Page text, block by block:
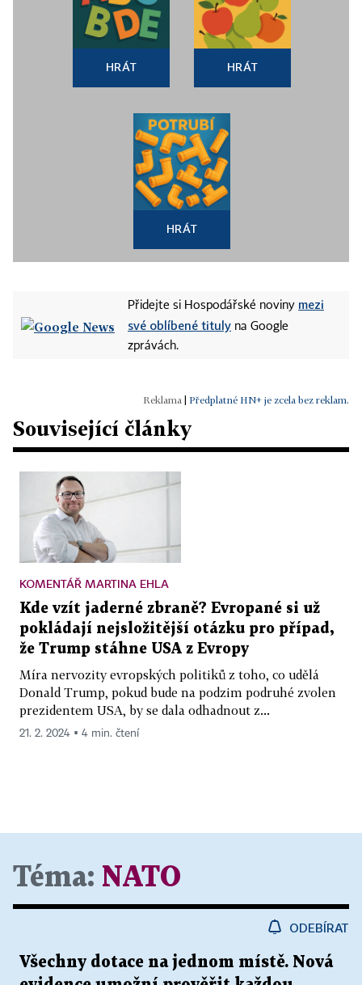
HRÁT HRÁT
HRÁT
Přidejte si Hospodářské noviny mezi
své oblíbené tituly na Google
zprávách.
Předplatné HN+ je zcela bez reklam.
Související články
KOMENTÁŘ MARTINA EHLA
Kde vzít jaderné zbraně? Evropané si už
pokládají nejsložitější otázku pro případ,
že Trump stáhne USA z Evropy
Míra nervozity evropských politiků z toho, co udělá
Donald Trump, pokud bude na podzim podruhé zvolen
prezidentem USA, by se dala odhadnout z...
21. 2. 2024 ▪ 4 min. čtení
Téma: NATO
ODEBÍRAT
Všechny dotace na jednom místě. Nová